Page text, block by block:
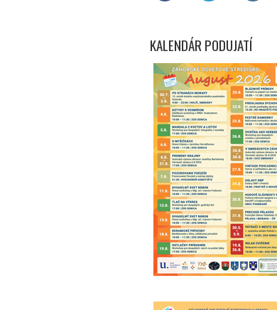
KALENDÁR PODUJATÍ